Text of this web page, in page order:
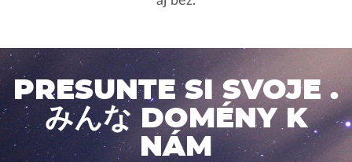
PRESUNTE SI SVOJE .
みんな DOMÉNY K
NÁM